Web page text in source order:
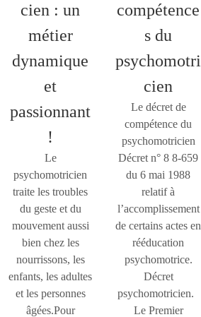
cien : un
métier
dynamique
et
passionnant
!
Le
psychomotricien
traite les troubles
du geste et du
mouvement aussi
bien chez les
nourrissons, les
enfants, les adultes
et les personnes
âgées.Pour
compétence
s du
psychomotri
cien
Le décret de
compétence du
psychomotricien
Décret n° 8 8-659
du 6 mai 1988
relatif à
l’accomplissement
de certains actes en
rééducation
psychomotrice.
Décret
psychomotricien.
Le Premier